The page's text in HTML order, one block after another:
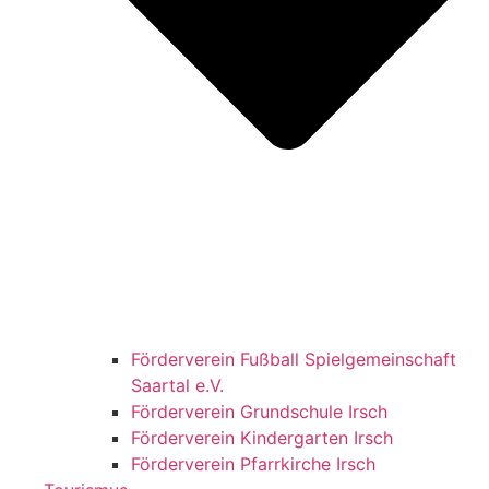
Förderverein Fußball Spielgemeinschaft
Saartal e.V.
Förderverein Grundschule Irsch
Förderverein Kindergarten Irsch
Förderverein Pfarrkirche Irsch